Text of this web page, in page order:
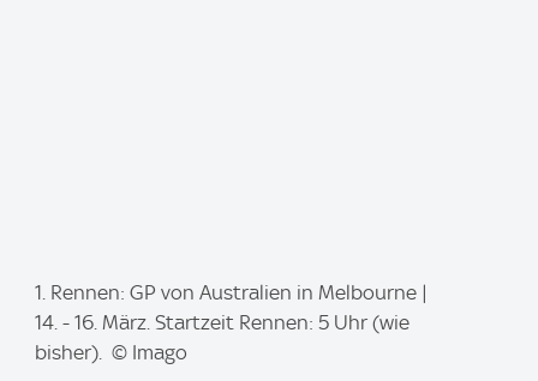
m
1. Rennen: GP von Australien in Melbourne |
14. - 16. März. Startzeit Rennen: 5 Uhr (wie
bisher). © Imago